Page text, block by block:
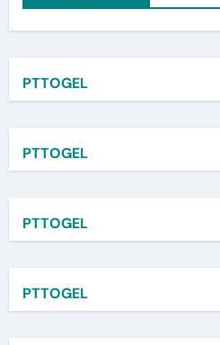
PTTOGEL
PTTOGEL
PTTOGEL
PTTOGEL